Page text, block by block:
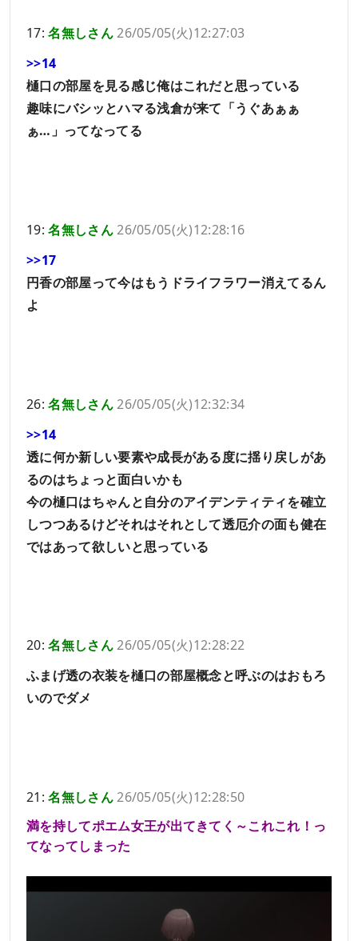
17:名無しさん26/05/05(火)12:27:03
>>14
樋口の部屋を見る感じ俺はこれだと思っている
趣味にバシッとハマる浅倉が来て「うぐあぁぁ
ぁ…」ってなってる
19:名無しさん26/05/05(火)12:28:16
>>17
円香の部屋って今はもうドライフラワー消えてるん
よ
26:名無しさん26/05/05(火)12:32:34
>>14
透に何か新しい要素や成長がある度に揺り戻しがあ
るのはちょっと面白いかも
今の樋口はちゃんと自分のアイデンティティを確立
しつつあるけどそれはそれとして透厄介の面も健在
ではあって欲しいと思っている
20:名無しさん26/05/05(火)12:28:22
ふまげ透の衣装を樋口の部屋概念と呼ぶのはおもろ
いのでダメ
21:名無しさん26/05/05(火)12:28:50
満を持してポエム女王が出てきてく～これこれ！っ
てなってしまった